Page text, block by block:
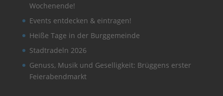
Wochenende!
Events entdecken & eintragen!
Heiße Tage in der Burggemeinde
Stadtradeln 2026
Genuss, Musik und Geselligkeit: Brüggens erster
Feierabendmarkt